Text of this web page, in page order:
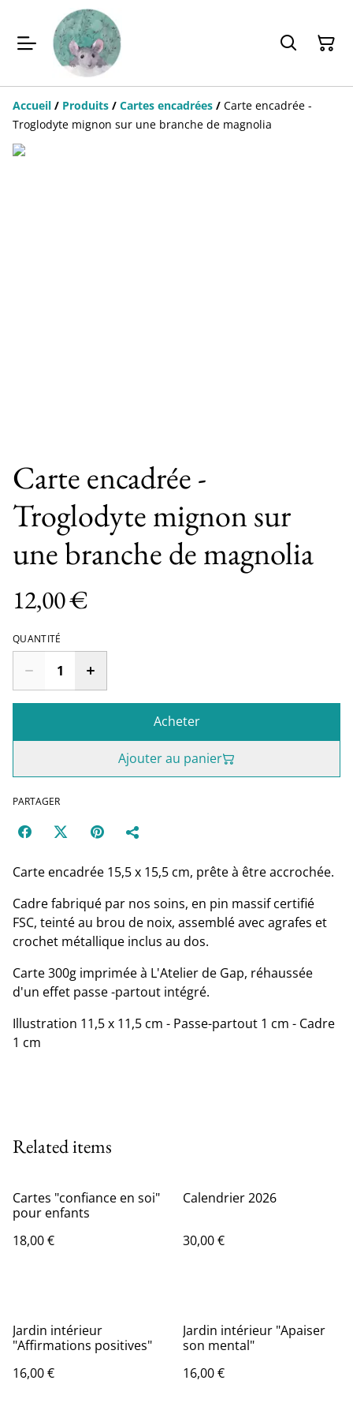
Accueil / Produits / Cartes encadrées / Carte encadrée -
Troglodyte mignon sur une branche de magnolia
Carte encadrée -
Troglodyte mignon sur
une branche de magnolia
12,00 €
QUANTITÉ
Acheter
Ajouter au panier
PARTAGER
Carte encadrée 15,5 x 15,5 cm, prête à être accrochée.
Cadre fabriqué par nos soins, en pin massif certifié
FSC, teinté au brou de noix, assemblé avec agrafes et
crochet métallique inclus au dos.
Carte 300g imprimée à L'Atelier de Gap, réhaussée
d'un effet passe -partout intégré.
Illustration 11,5 x 11,5 cm - Passe-partout 1 cm - Cadre
1 cm
Related items
Cartes "confiance en soi"
pour enfants
18,00 €
Calendrier 2026
30,00 €
Jardin intérieur
"Affirmations positives"
16,00 €
Jardin intérieur "Apaiser
son mental"
16,00 €